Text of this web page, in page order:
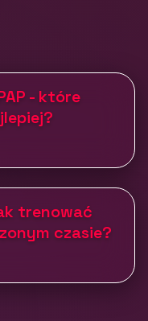
- które
trenować
czasie?